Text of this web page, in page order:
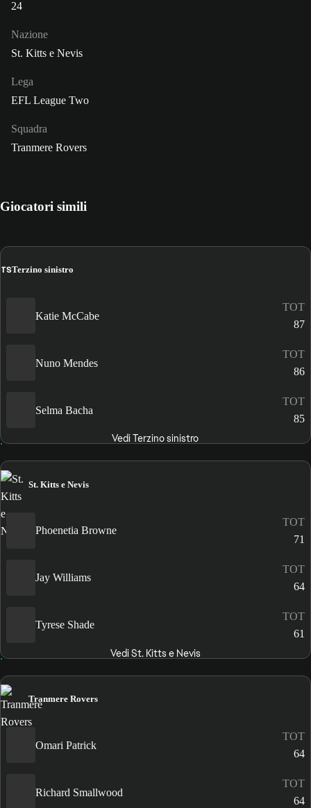
24
Nazione
St. Kitts e Nevis
Lega
EFL League Two
Squadra
Tranmere Rovers
Giocatori simili
TSTerzino sinistro
Katie McCabe
TOT
87
Nuno Mendes
TOT
86
Selma Bacha
TOT
85
Vedi Terzino sinistro
St. Kitts e Nevis
Phoenetia Browne
TOT
71
Jay Williams
TOT
64
Tyrese Shade
TOT
61
Vedi St. Kitts e Nevis
Tranmere Rovers
Omari Patrick
TOT
64
Richard Smallwood
TOT
64